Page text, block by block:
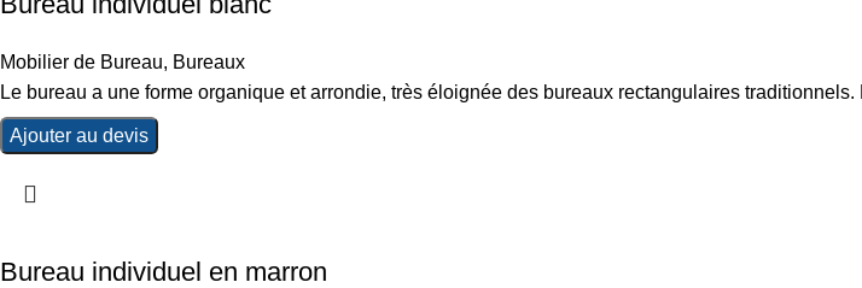
Mobilier de Bureau, Bureaux
Le bureau a une forme organique et arrondie, très éloignée des bureaux rectangulaires
Ajouter au devis
Bureau individuel en marron